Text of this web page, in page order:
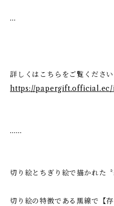
…
詳しくはこちらをご覧ください
https://papergift.official.ec/
……
切り絵とちぎり絵で描かれた〝
切り絵の特徴である黒線で【存